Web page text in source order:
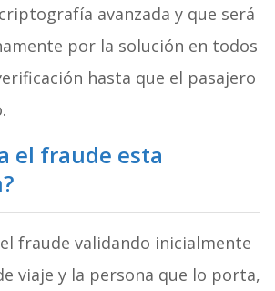
avanzada y que será
por la solución en todos
hasta que el pasajero
el fraude esta
fraude validando inicialmente
viaje y la persona que lo porta,